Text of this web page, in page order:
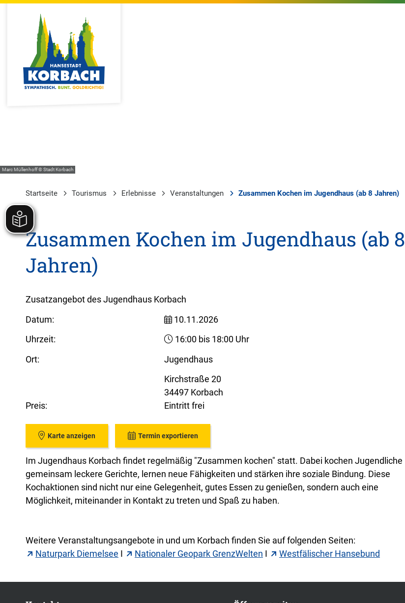
Marc Müllenhoff © Stadt Korbach
Startseite Tourismus Erlebnisse Veranstaltungen Zusammen Kochen im Jugendhaus (ab 8 Jahren)
Zusammen Kochen im Jugendhaus (ab 8
Jahren)
Zusatzangebot des Jugendhaus Korbach
Datum:
10.11.2026
Uhrzeit:
16:00 bis 18:00 Uhr
Ort:
Jugendhaus
Kirchstraße 20
34497 Korbach
Preis:
Eintritt frei
Karte anzeigen Termin exportieren
Im Jugendhaus Korbach findet regelmäßig "Zusammen kochen" statt. Dabei kochen Jugendliche
gemeinsam leckere Gerichte, lernen neue Fähigkeiten und stärken ihre soziale Bindung. Diese
Kochaktionen sind nicht nur eine Gelegenheit, gutes Essen zu genießen, sondern auch eine
Möglichkeit, miteinander in Kontakt zu treten und Spaß zu haben.
Weitere Veranstaltungsangebote in und um Korbach finden Sie auf folgenden Seiten:
Naturpark Diemelsee I Nationaler Geopark GrenzWelten I Westfälischer Hansebund